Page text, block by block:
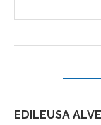
EDILEUSA